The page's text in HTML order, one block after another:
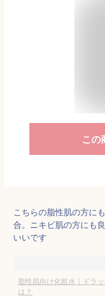
この
こちらの脂性肌の方に
合。ニキビ肌の方にも
いいです
脂性肌向け化粧水｜ドラ
は？